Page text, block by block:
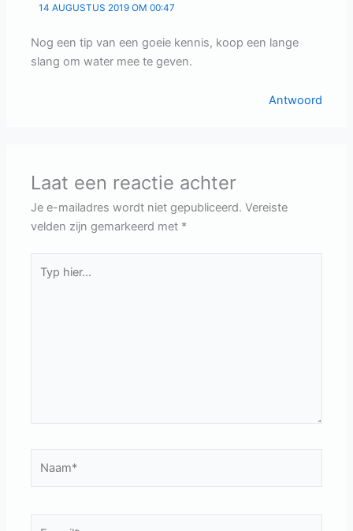
14 AUGUSTUS 2019 OM 00:47
Nog een tip van een goeie kennis, koop een lange
slang om water mee te geven.
Antwoord
Laat een reactie achter
Je e-mailadres wordt niet gepubliceerd. Vereiste
velden zijn gemarkeerd met *
hier...